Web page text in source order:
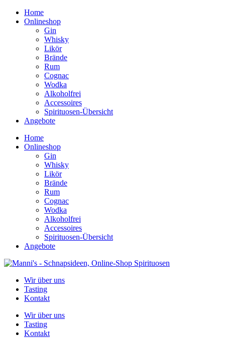
Home
Onlineshop
Gin
Whisky
Likör
Brände
Rum
Cognac
Wodka
Alkoholfrei
Accessoires
Spirituosen-Übersicht
Angebote
Home
Onlineshop
Gin
Whisky
Likör
Brände
Rum
Cognac
Wodka
Alkoholfrei
Accessoires
Spirituosen-Übersicht
Angebote
Wir über uns
Tasting
Kontakt
Wir über uns
Tasting
Kontakt